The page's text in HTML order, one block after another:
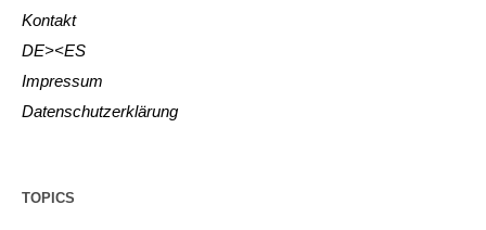
Kontakt
DE><ES
Impressum
Datenschutzerklärung
TOPICS